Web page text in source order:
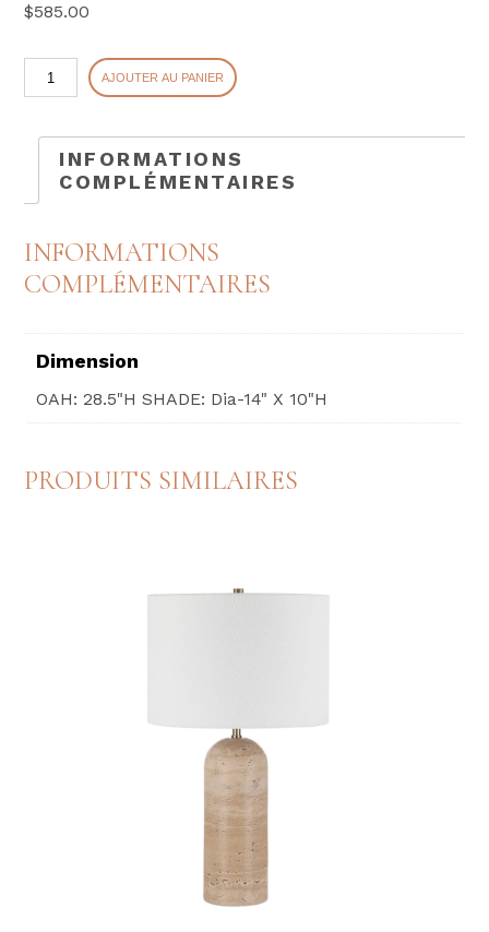
$585.00
quantité
de
AJOUTER AU PANIER
INFORMATIONS
COMPLÉMENTAIRES
INFORMATIONS
COMPLÉMENTAIRES
Dimension
OAH: 28.5"H SHADE: Dia-14" X 10"H
PRODUITS SIMILAIRES